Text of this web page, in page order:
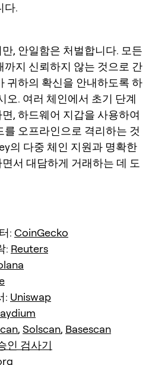
다.
, 안일함은 처벌합니다. 모든
지 신뢰하지 않는 것으로 간
귀하의 확신을 안내하도록 하
오. 여러 체인에서 초기 단계
, 하드웨어 지갑을 사용하여
오프라인으로 격리하는 것
의 다중 체인 지원과 명확한
서 대담하게 거래하는 데 도
: CoinGecko
: Reuters
: Uniswap
, Solscan, Basescan
인 검사기